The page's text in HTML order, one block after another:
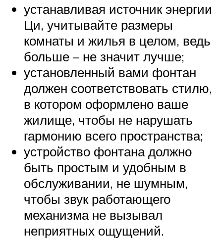
устанавливая источник энергии
Ци, учитывайте размеры
комнаты и жилья в целом, ведь
больше – не значит лучше;
установленный вами фонтан
должен соответствовать стилю,
в котором оформлено ваше
жилище, чтобы не нарушать
гармонию всего пространства;
устройство фонтана должно
быть простым и удобным в
обслуживании, не шумным,
чтобы звук работающего
механизма не вызывал
неприятных ощущений.